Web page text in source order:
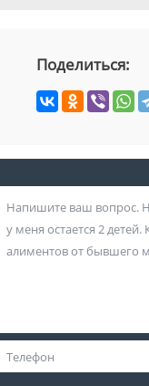
Поделиться: